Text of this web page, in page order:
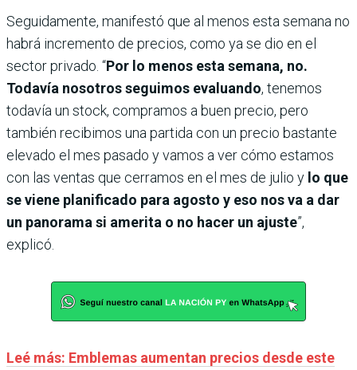
Seguidamente, manifestó que al menos esta semana no
habrá incremento de precios, como ya se dio en el
sector privado. “Por lo menos esta semana, no.
Todavía nosotros seguimos evaluando, tenemos
todavía un stock, compramos a buen precio, pero
también recibimos una partida con un precio bastante
elevado el mes pasado y vamos a ver cómo estamos
con las ventas que cerramos en el mes de julio y lo que
se viene planificado para agosto y eso nos va a dar
un panorama si amerita o no hacer un ajuste”,
explicó.
Leé más: Emblemas aumentan precios desde este